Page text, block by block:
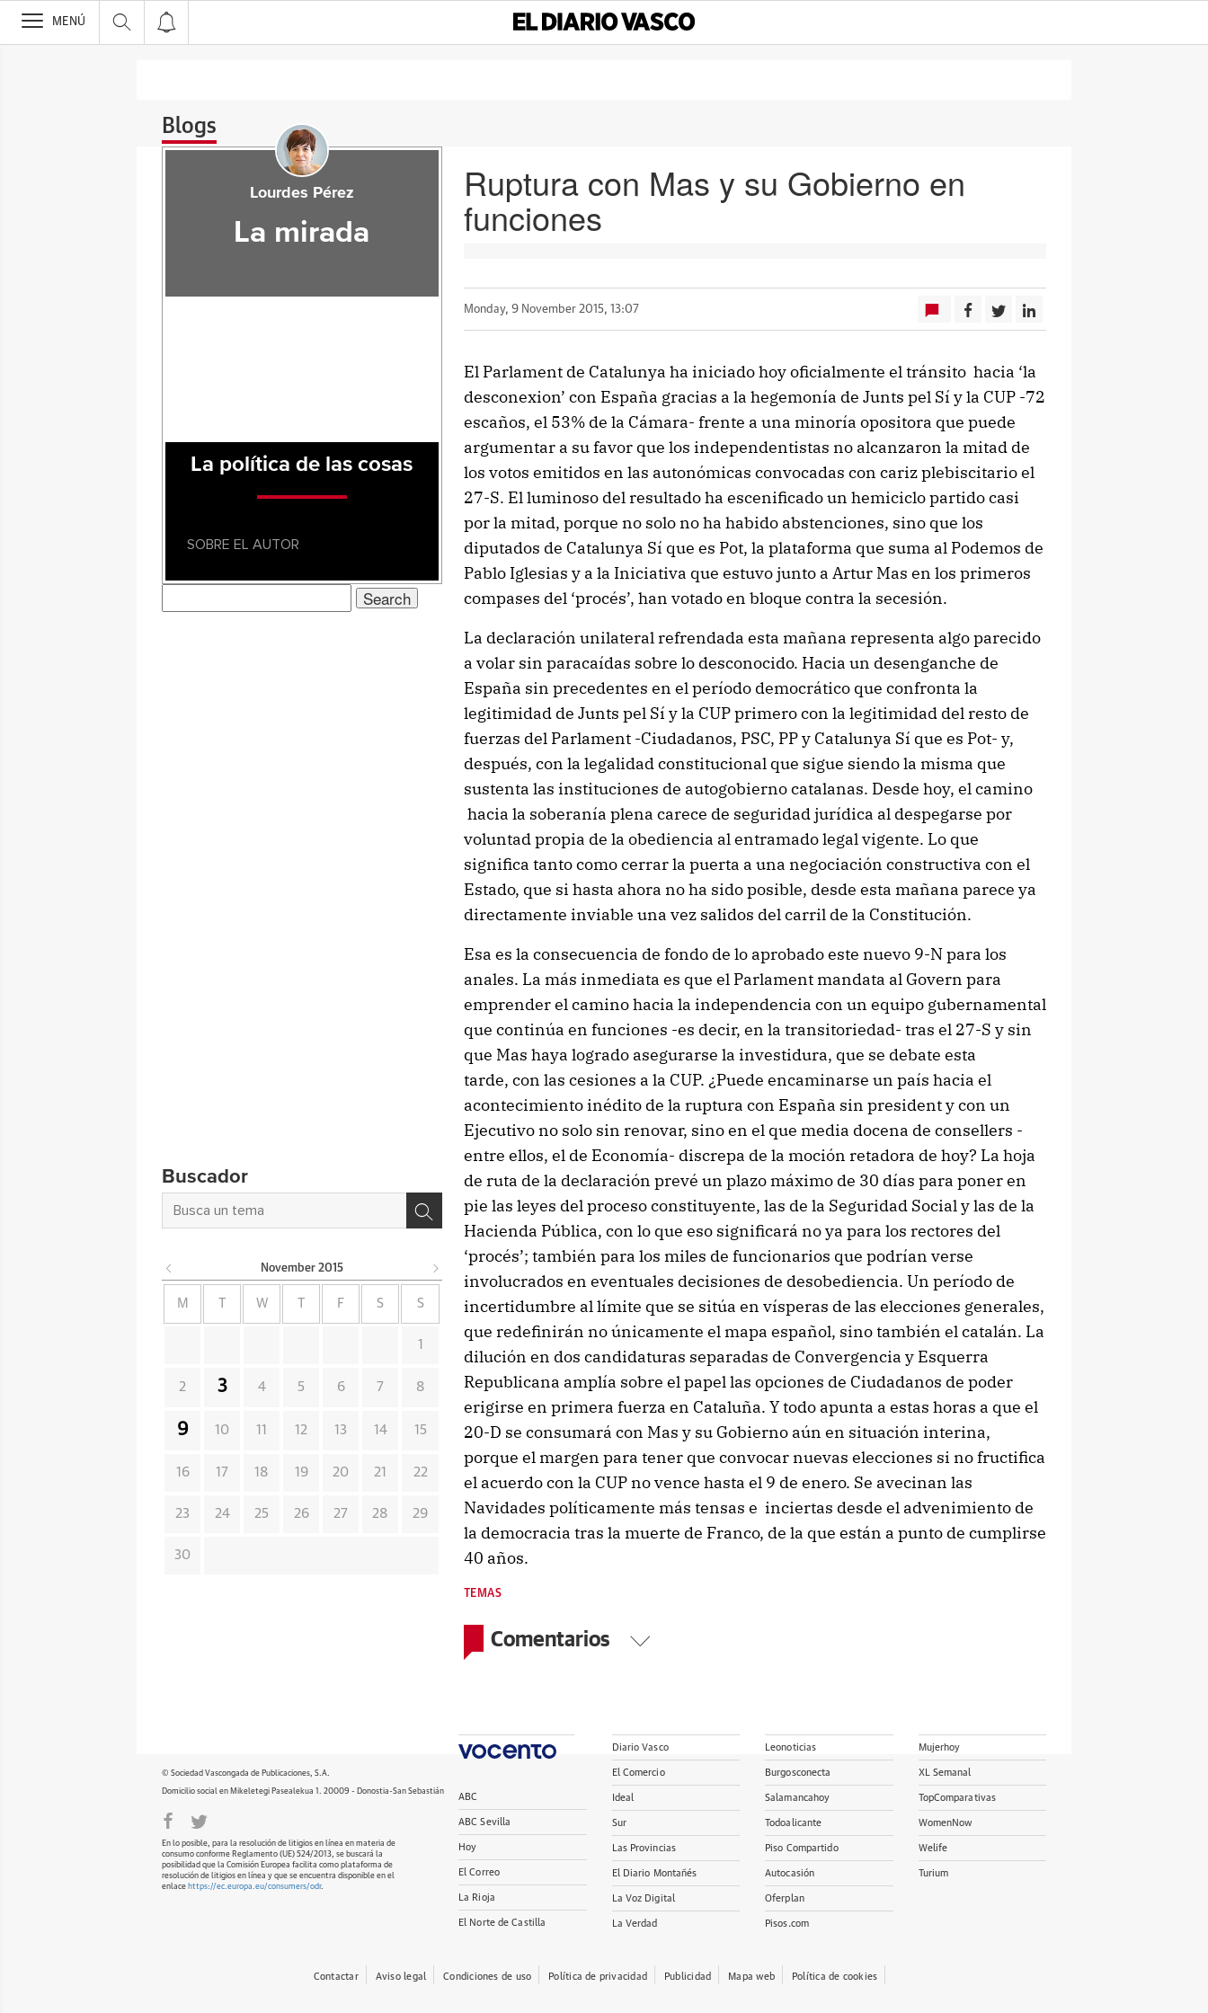
>
MENÚ
Blogs
Ruptura con Mas y su Gobierno en
funciones
Monday, 9 November 2015, 13:07
El Parlament de Catalunya ha iniciado hoy oficialmente el tránsito hacia ‘la
desconexion’ con España gracias a la hegemonía de Junts pel Sí y la CUP -72
escaños, el 53% de la Cámara- frente a una minoría opositora que puede
argumentar a su favor que los independentistas no alcanzaron la mitad de
los votos emitidos en las autonómicas convocadas con cariz plebiscitario el
27-S. El luminoso del resultado ha escenificado un hemiciclo partido casi
por la mitad, porque no solo no ha habido abstenciones, sino que los
diputados de Catalunya Sí que es Pot, la plataforma que suma al Podemos de
Pablo Iglesias y a la Iniciativa que estuvo junto a Artur Mas en los primeros
compases del ‘procés’, han votado en bloque contra la secesión.
La declaración unilateral refrendada esta mañana representa algo parecido
a volar sin paracaídas sobre lo desconocido. Hacia un desenganche de
España sin precedentes en el período democrático que confronta la
legitimidad de Junts pel Sí y la CUP primero con la legitimidad del resto de
fuerzas del Parlament -Ciudadanos, PSC, PP y Catalunya Sí que es Pot- y,
después, con la legalidad constitucional que sigue siendo la misma que
sustenta las instituciones de autogobierno catalanas. Desde hoy, el camino
hacia la soberanía plena carece de seguridad jurídica al despegarse por
voluntad propia de la obediencia al entramado legal vigente. Lo que
significa tanto como cerrar la puerta a una negociación constructiva con el
Estado, que si hasta ahora no ha sido posible, desde esta mañana parece ya
directamente inviable una vez salidos del carril de la Constitución.
Esa es la consecuencia de fondo de lo aprobado este nuevo 9-N para los
anales. La más inmediata es que el Parlament mandata al Govern para
emprender el camino hacia la independencia con un equipo gubernamental
que continúa en funciones -es decir, en la transitoriedad- tras el 27-S y sin
que Mas haya logrado asegurarse la investidura, que se debate esta
tarde, con las cesiones a la CUP. ¿Puede encaminarse un país hacia el
acontecimiento inédito de la ruptura con España sin president y con un
Ejecutivo no solo sin renovar, sino en el que media docena de consellers -
entre ellos, el de Economía- discrepa de la moción retadora de hoy? La hoja
de ruta de la declaración prevé un plazo máximo de 30 días para poner en
pie las leyes del proceso constituyente, las de la Seguridad Social y las de la
Hacienda Pública, con lo que eso significará no ya para los rectores del
‘procés’; también para los miles de funcionarios que podrían verse
involucrados en eventuales decisiones de desobediencia. Un período de
incertidumbre al límite que se sitúa en vísperas de las elecciones generales,
que redefinirán no únicamente el mapa español, sino también el catalán. La
dilución en dos candidaturas separadas de Convergencia y Esquerra
Republicana amplía sobre el papel las opciones de Ciudadanos de poder
erigirse en primera fuerza en Cataluña. Y todo apunta a estas horas a que el
20-D se consumará con Mas y su Gobierno aún en situación interina,
porque el margen para tener que convocar nuevas elecciones si no fructifica
el acuerdo con la CUP no vence hasta el 9 de enero. Se avecinan las
Navidades políticamente más tensas e inciertas desde el advenimiento de
la democracia tras la muerte de Franco, de la que están a punto de cumplirse
40 años.
TEMAS
Comentarios
Lourdes Pérez
La mirada
La política de las cosas
SOBRE EL AUTOR
Search
for:
Buscador
November 2015
M W F S S
1
2 3 4 5 6 7 8
9 10 11 12 13 14 15
16 17 18 19 20 21 22
23 24 25 26 27 28 29
30
© Sociedad Vascongada de Publicaciones, S.A.
Domicilio social en Mikeletegi Pasealekua 1. 20009 - Donostia-San Sebastián
En lo posible, para la resolución de litigios en línea en materia de
consumo conforme Reglamento (UE) 524/2013, se buscará la
posibilidad que la Comisión Europea facilita como plataforma de
resolución de litigios en línea y que se encuentra disponible en el
enlace https://ec.europa.eu/consumers/odr.
ABC
ABC Sevilla
Hoy
El Correo
La Rioja
El Norte de Castilla
Diario Vasco
El Comercio
Ideal
Sur
Las Provincias
El Diario Montañés
La Voz Digital
La Verdad
Leonoticias
Burgosconecta
Salamancahoy
Todoalicante
Piso Compartido
Autocasión
Oferplan
Pisos.com
Mujerhoy
XL Semanal
TopComparativas
WomenNow
Welife
Turium
Contactar Aviso legal Condiciones de uso Política de privacidad Publicidad Mapa web Política de cookies